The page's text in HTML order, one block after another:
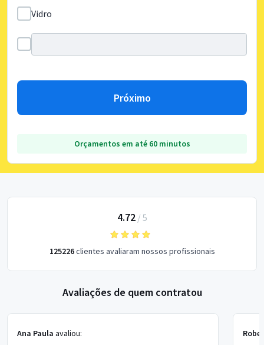
Vidro
Próximo
Orçamentos em até 60 minutos
4.72/ 5
125226clientes avaliaram nossos profissionais
Avaliações de quem contratou
Ana Paula avaliou: